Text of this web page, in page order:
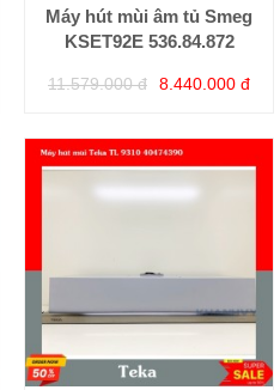
Máy hút mùi âm tủ Smeg
KSET92E 536.84.872
11.579.000 đ 8.440.000 đ